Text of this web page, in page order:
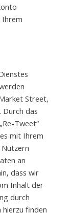
Ihrem
Street,
Durch das
Tweet“
mit Ihrem
an
dass wir
Inhalt der
durch
finden